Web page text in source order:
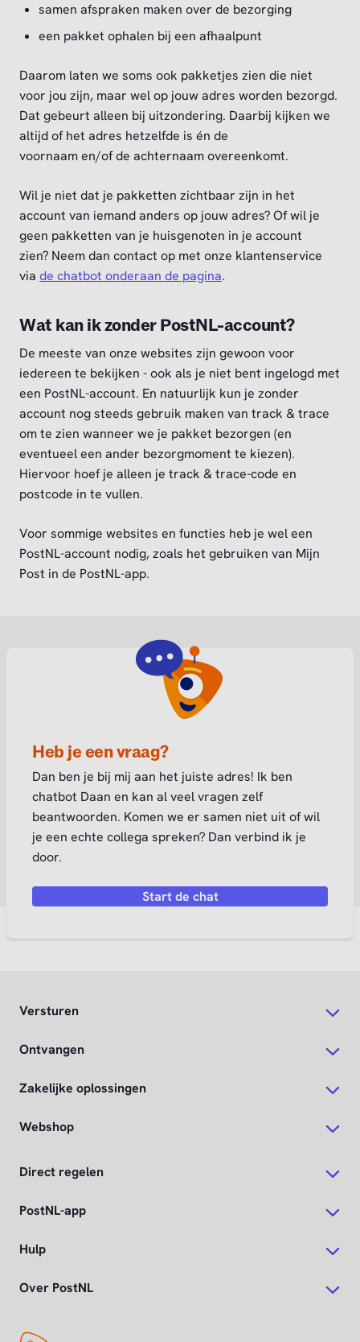
samen afspraken maken over de bezorging
een pakket ophalen bij een afhaalpunt
Daarom laten we soms ook pakketjes zien die niet
voor jou zijn, maar wel op jouw adres worden bezorgd.
Dat gebeurt alleen bij uitzondering. Daarbij kijken we
altijd of het adres hetzelfde is én de
voornaam en/of de achternaam overeenkomt.
Wil je niet dat je pakketten zichtbaar zijn in het
account van iemand anders op jouw adres? Of wil je
geen pakketten van je huisgenoten in je account
zien? Neem dan contact op met onze klantenservice
via de chatbot onderaan de pagina.
Wat kan ik zonder PostNL-account?
De meeste van onze websites zijn gewoon voor
iedereen te bekijken - ook als je niet bent ingelogd met
een PostNL-account. En natuurlijk kun je zonder
account nog steeds gebruik maken van track & trace
om te zien wanneer we je pakket bezorgen (en
eventueel een ander bezorgmoment te kiezen).
Hiervoor hoef je alleen je track & trace-code en
postcode in te vullen.
Voor sommige websites en functies heb je wel een
PostNL-account nodig, zoals het gebruiken van Mijn
Post in de PostNL-app.
Heb je een vraag?
Dan ben je bij mij aan het juiste adres! Ik ben
chatbot Daan en kan al veel vragen zelf
beantwoorden. Komen we er samen niet uit of wil
je een echte collega spreken? Dan verbind ik je
door.
Start de chat
Versturen
Ontvangen
Zakelijke oplossingen
Webshop
Direct regelen
PostNL-app
Hulp
Over PostNL